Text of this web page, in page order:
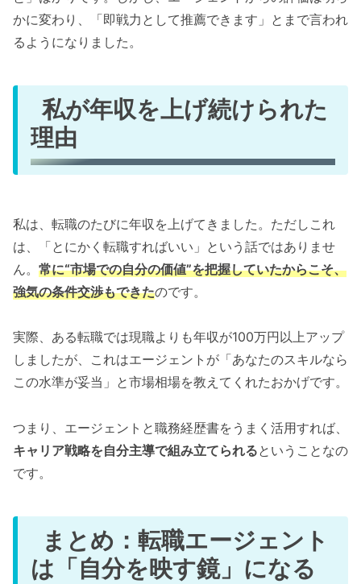
かに変わり、「即戦力として推薦できます」とまで言われ
るようになりました。
私が年収を上げ続けられた
理由
私は、転職のたびに年収を上げてきました。ただしこれ
は、「とにかく転職すればいい」という話ではありませ
ん。 常に“市場での自分の価値”を把握していたからこそ、
強気の条件交渉もできたのです。
実際、ある転職では現職よりも年収が100万円以上アップ
しましたが、これはエージェントが「あなたのスキルなら
この水準が妥当」と市場相場を教えてくれたおかげです。
つまり、エージェントと職務経歴書をうまく活用すれば、
キャリア戦略を自分主導で組み立てられるということなの
です。
まとめ：転職エージェント
は「自分を映す鏡」になる